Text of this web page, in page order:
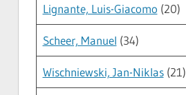
Lignante, Luis-Giacomo (20)
Scheer, Manuel (34)
Wischniewski, Jan-Niklas(21)